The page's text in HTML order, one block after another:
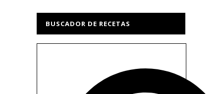
BUSCADOR DE RECETAS